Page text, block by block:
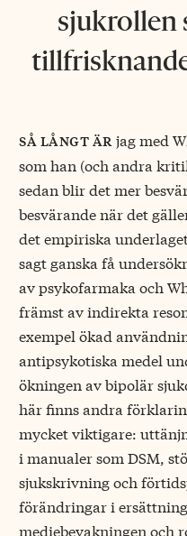
sjukrollen
så långt ärjag med
som han (och andra
sedan blir det mer
besvärande när det
det empiriska
sagt ganska få
av psykofarmaka och
främst av indirekta
exempel ökad
antipsykotiska medel
ökningen av bipolär
här finns andra
mycket viktigare:
i manualer som DSM,
sjukskrivning och
förändringar i
mediebevakningen och